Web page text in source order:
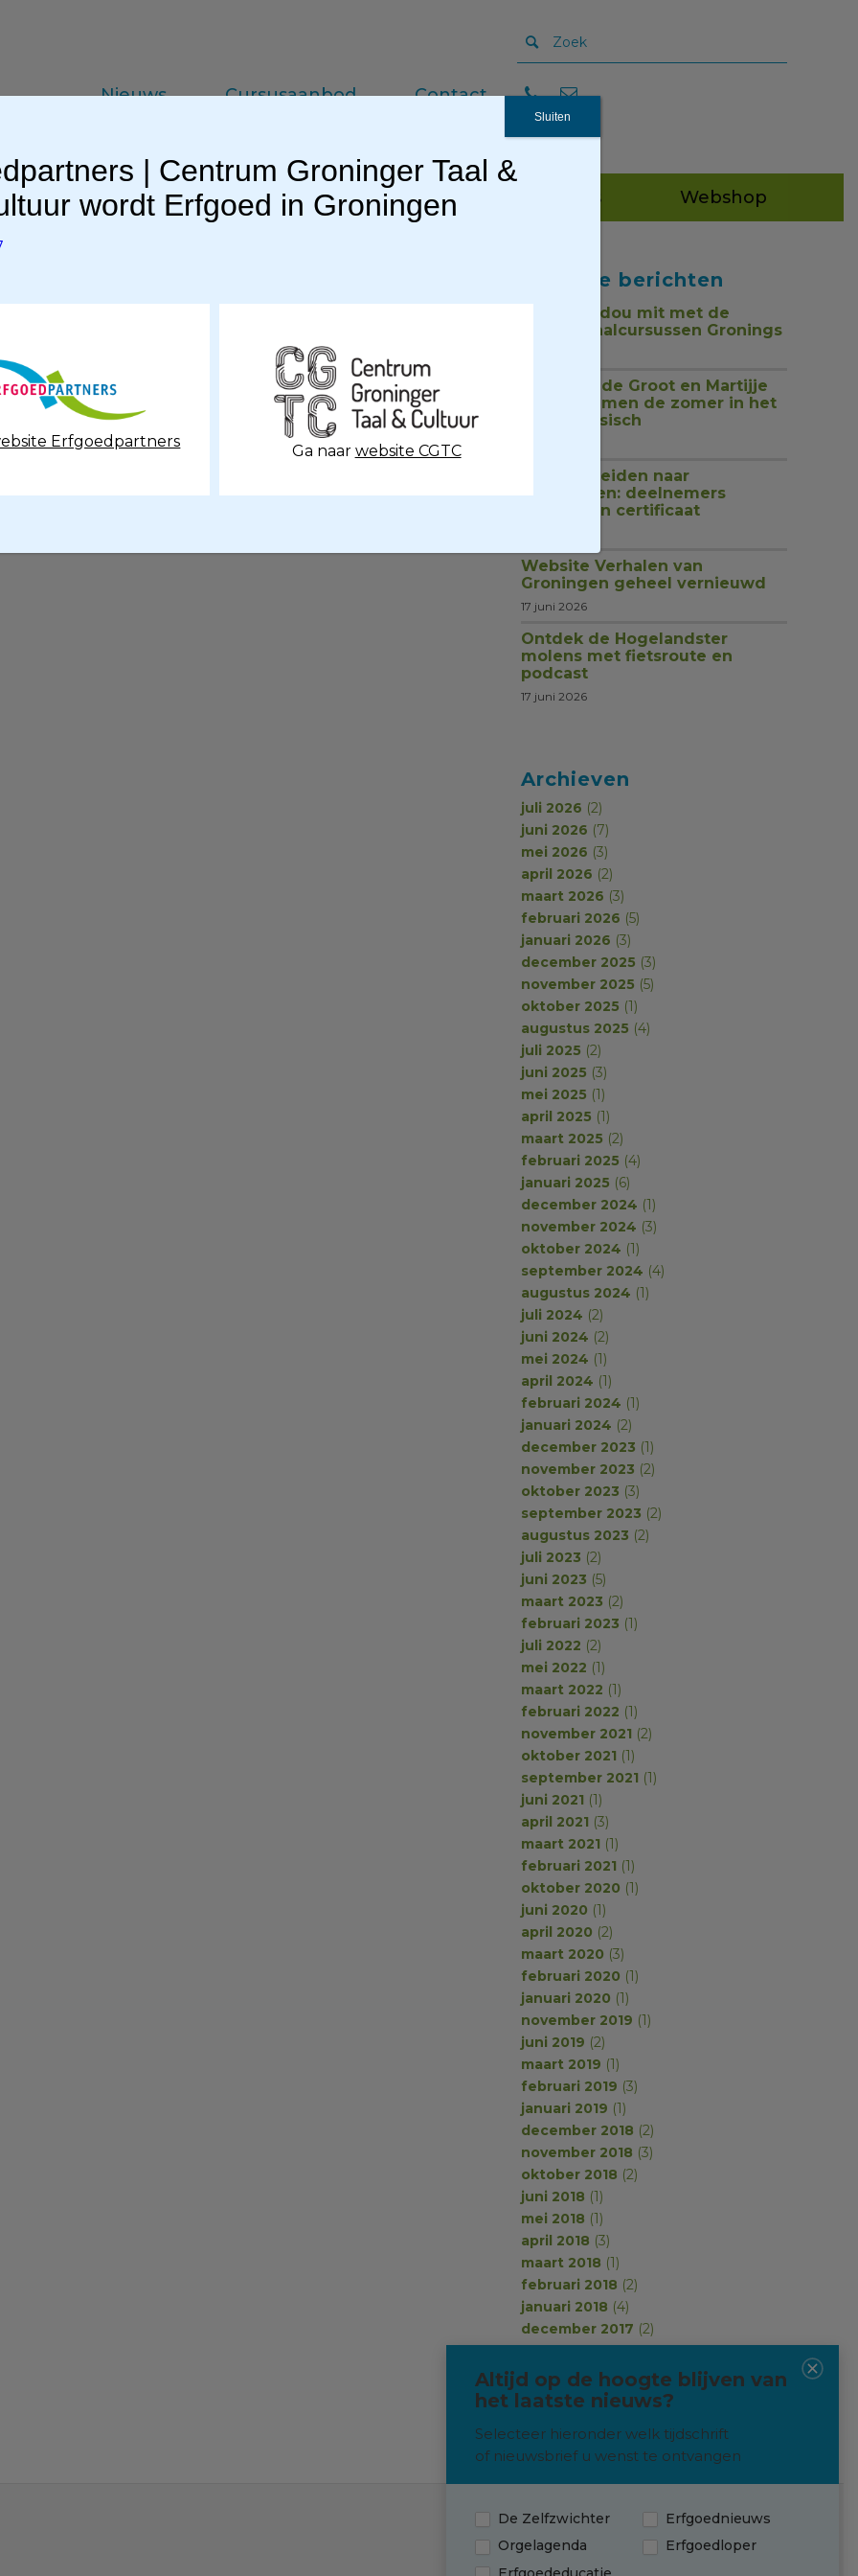
Nieuws Cursusaanbod Contact
Vakinformatie Praktijkkennis Publicaties Webshop
Recente berichten
Tou mor, dou mit met de
nieuwe taalcursussen Gronings
Jan Henk de Groot en Martijje
zingen samen de zomer in het
Nedersaksisch
Van rondleiden naar
begeleiden: deelnemers
ontvangen certificaat
Website Verhalen van
Groningen geheel vernieuwd
17 juni 2026
Ontdek de Hogelandster
molens met fietsroute en
podcast
17 juni 2026
Archieven
juli 2026 (2)
juni 2026 (7)
mei 2026 (3)
april 2026 (2)
maart 2026 (3)
februari 2026 (5)
januari 2026 (3)
december 2025 (3)
november 2025 (5)
oktober 2025 (1)
augustus 2025 (4)
juli 2025 (2)
juni 2025 (3)
mei 2025 (1)
april 2025 (1)
maart 2025 (2)
februari 2025 (4)
januari 2025 (6)
december 2024 (1)
november 2024 (3)
oktober 2024 (1)
september 2024 (4)
augustus 2024 (1)
juli 2024 (2)
juni 2024 (2)
mei 2024 (1)
april 2024 (1)
februari 2024 (1)
januari 2024 (2)
december 2023 (1)
november 2023 (2)
oktober 2023 (3)
september 2023 (2)
augustus 2023 (2)
juli 2023 (2)
juni 2023 (5)
maart 2023 (2)
februari 2023 (1)
juli 2022 (2)
mei 2022 (1)
maart 2022 (1)
februari 2022 (1)
november 2021 (2)
oktober 2021 (1)
september 2021 (1)
juni 2021 (1)
april 2021 (3)
maart 2021 (1)
februari 2021 (1)
oktober 2020 (1)
juni 2020 (1)
april 2020 (2)
maart 2020 (3)
februari 2020 (1)
januari 2020 (1)
november 2019 (1)
juni 2019 (2)
maart 2019 (1)
februari 2019 (3)
januari 2019 (1)
december 2018 (2)
november 2018 (3)
oktober 2018 (2)
juni 2018 (1)
mei 2018 (1)
april 2018 (3)
maart 2018 (1)
februari 2018 (2)
januari 2018 (4)
december 2017 (2)
november 2017(2)
oktober 2017(1)
september 2017(2)
Contact
| Centrum Groninger Taal &
wordt Erfgoed in Groningen
Erfgoedpartners
Ga naar website CGTC
Sluiten
Altijd op de hoogte blijven van
het laatste nieuws?
Selecteer hieronder welk tijdschrift
of nieuwsbrief u wenst te ontvangen
De Zelfzwichter
Erfgoednieuws
Orgelagenda
Erfgoedloper